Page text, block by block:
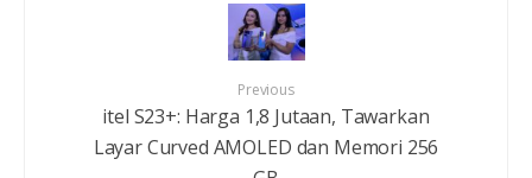
Previous
itel S23+: Harga 1,8 Jutaan, Tawarkan
Layar Curved AMOLED dan Memori 256